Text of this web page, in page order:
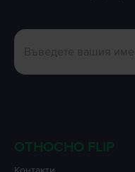
ОТНОСНО FLIP